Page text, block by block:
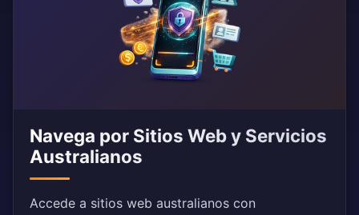
Navega por Sitios Web y Servicios
Australianos
Accede a sitios web australianos con